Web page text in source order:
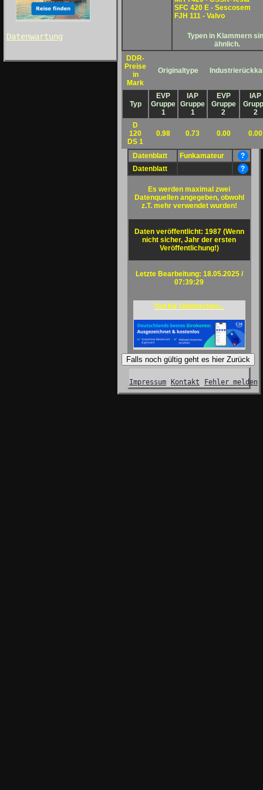
Datenwartung
SFC 420 E - Sescosem
FJH 111 - Valvo
Typen in Klammern
ähnlich.
DDR-
Preise
in
Mark
Originaltype
Typ
EVP
Gruppe
1
IAP
Gruppe
1
EVP
Gruppe
2
IAP
2
D
120
DS 1
0.98 0.73 0.00 0.00
Datenblatt Funkamateur
?
Datenblatt
?
Es werden maximal zwei
Datenquellen angegeben, obwohl
z.T. mehr verwendet wurden!
Daten veröffentlicht: 1987 (Wenn
nicht sicher, Jahr der ersten
Veröffentlichung!)
Letzte Bearbeitung: 18.05.2025 /
07:39:29
Gut für Geldsachen...
Falls noch gültig geht es hier Zurück
Impressum Kontakt Fehler melden